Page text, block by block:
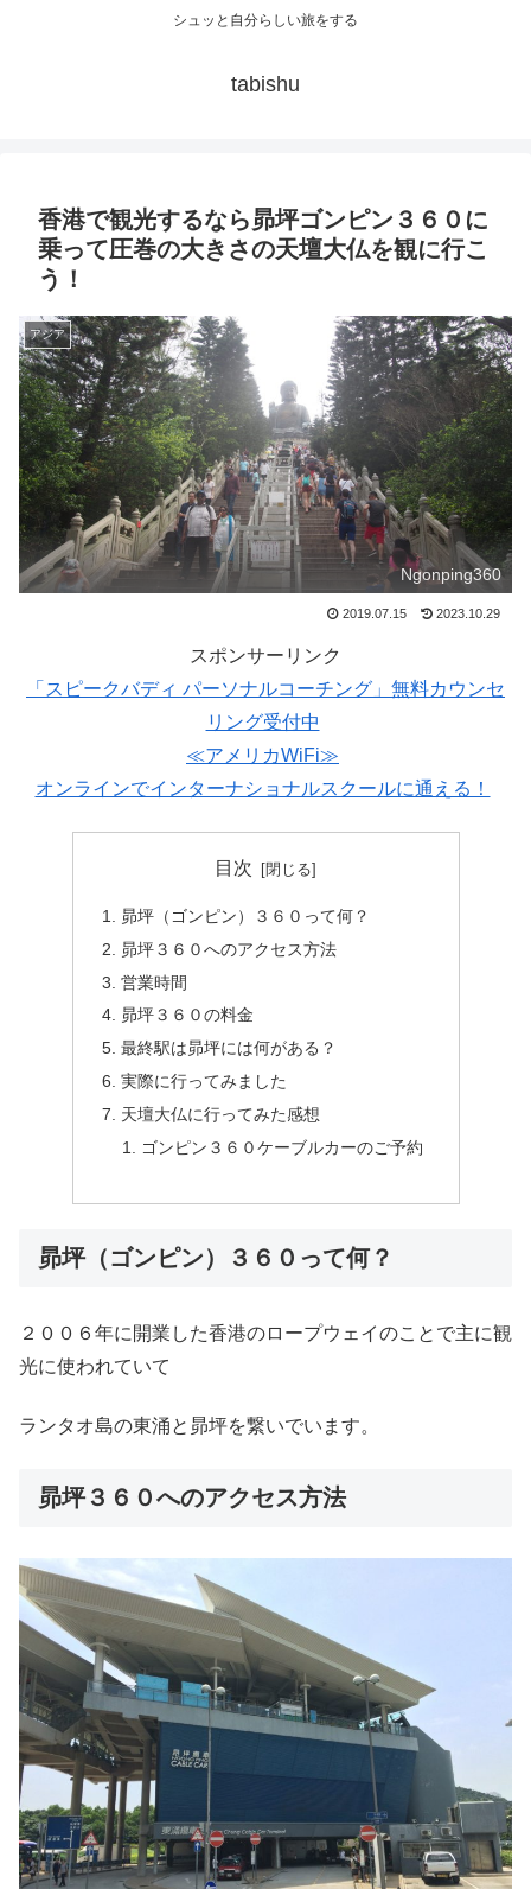
シュッと自分らしい旅をする
tabishu
香港で観光するなら昴坪ゴンピン３６０に
乗って圧巻の大きさの天壇大仏を観に行こ
う！
アジア
Ngonping360
2019.07.15 2023.10.29
スポンサーリンク
「スピークバディ パーソナルコーチング」無料カウンセ
リング受付中
≪アメリカWiFi≫
オンラインでインターナショナルスクールに通える！
目次
昴坪（ゴンピン）３６０って何？
昴坪３６０へのアクセス方法
営業時間
昴坪３６０の料金
最終駅は昴坪には何がある？
実際に行ってみました
天壇大仏に行ってみた感想
ゴンピン３６０ケーブルカーのご予約
昴坪（ゴンピン）３６０って何？
２００６年に開業した香港のロープウェイのことで主に観
光に使われていて
ランタオ島の東涌と昴坪を繋いでいます。
昴坪３６０へのアクセス方法